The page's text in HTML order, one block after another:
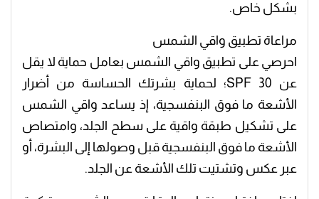
بشكل خاص.
مراعاة تطبيق واقي الشمس
احرصي على تطبيق واقي الشمس بعامل حماية لا يقل
عن 30 SPF؛ لحماية بشرتك الحساسة من أضرار
الأشعة ما فوق البنفسجية، إذ يساعد واقي الشمس
على تشكيل طبقة واقية على سطح الجلد، وامتصاص
الأشعة ما فوق البنفسجية قبل وصولها إلى البشرة، أو
عبر عكس وتشتيت تلك الأشعة عن الجلد.